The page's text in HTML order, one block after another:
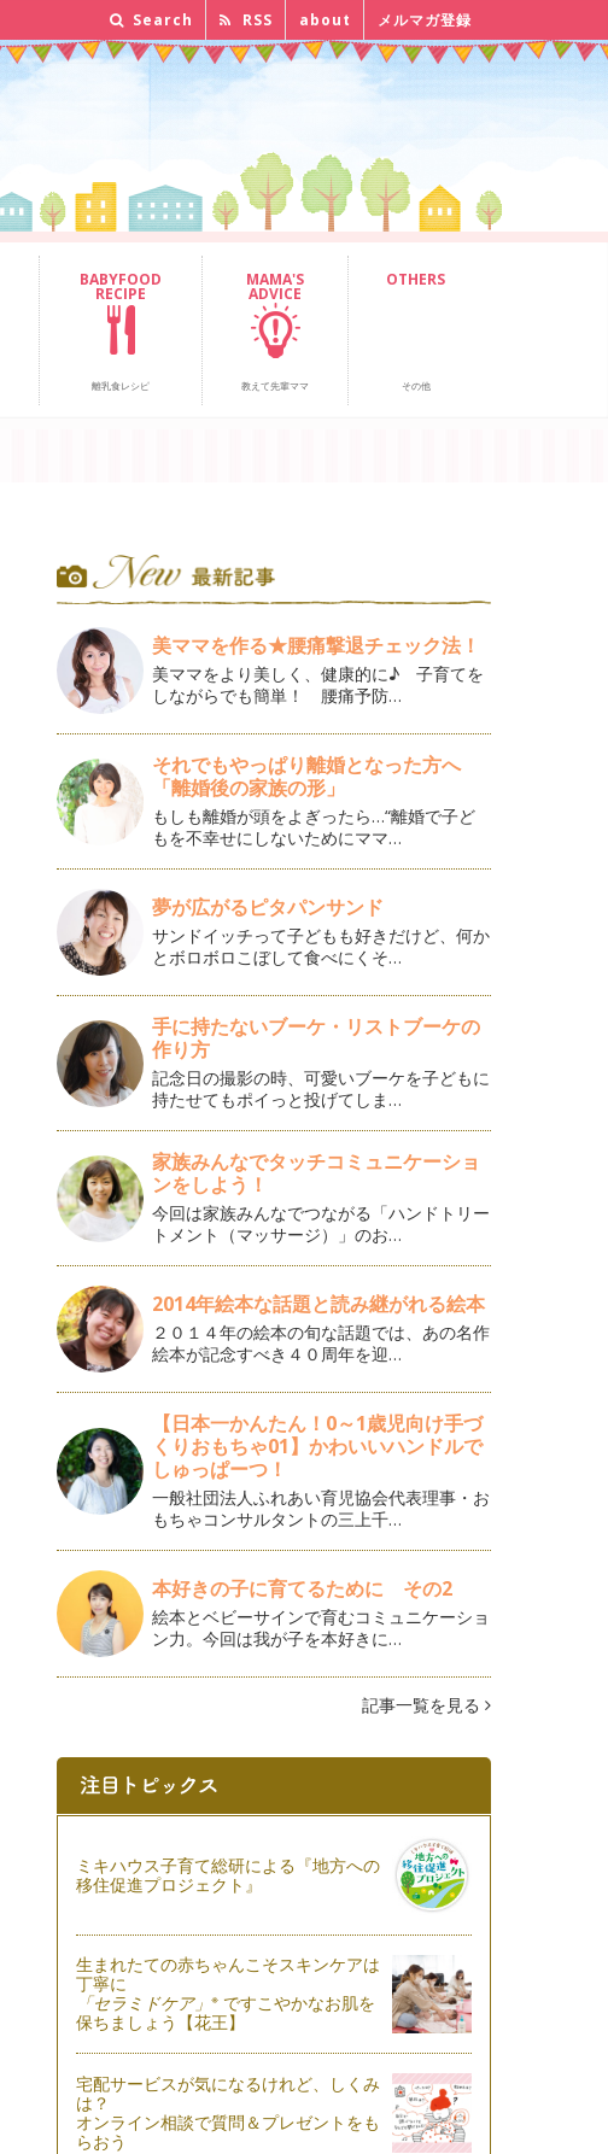
Search RSS about メルマガ登録
BABYFOOD
RECIPE
離乳食レシピ
MAMA'S
ADVICE
教えて先輩ママ
OTHERS
その他
美ママを作る★腰痛撃退チェック法！
美ママをより美しく、健康的に♪ 子育てを
しながらでも簡単！ 腰痛予防…
それでもやっぱり離婚となった方へ
「離婚後の家族の形」
もしも離婚が頭をよぎったら…“離婚で子ど
もを不幸せにしないためにママ…
夢が広がるピタパンサンド
サンドイッチって子どもも好きだけど、何か
とボロボロこぼして食べにくそ…
手に持たないブーケ・リストブーケの
作り方
記念日の撮影の時、可愛いブーケを子どもに
持たせてもポイっと投げてしま…
家族みんなでタッチコミュニケーショ
ンをしよう！
今回は家族みんなでつながる「ハンドトリー
トメント（マッサージ）」のお…
2014年絵本な話題と読み継がれる絵本
２０１４年の絵本の旬な話題では、あの名作
絵本が記念すべき４０周年を迎…
【日本一かんたん！0～1歳児向け手づ
くりおもちゃ01】かわいいハンドルで
しゅっぱーつ！
一般社団法人ふれあい育児協会代表理事・お
もちゃコンサルタントの三上千…
本好きの子に育てるために その2
絵本とベビーサインで育むコミュニケーショ
ン力。今回は我が子を本好きに…
記事一覧を見る
ミキハウス子育て総研による『地方への
移住促進プロジェクト』
生まれたての赤ちゃんこそスキンケアは
丁寧に
「セラミドケア」 ※ですこやかなお肌を
保ちましょう【花王】
宅配サービスが気になるけれど、しくみ
は？
オンライン相談で質問＆プレゼントをも
らおう